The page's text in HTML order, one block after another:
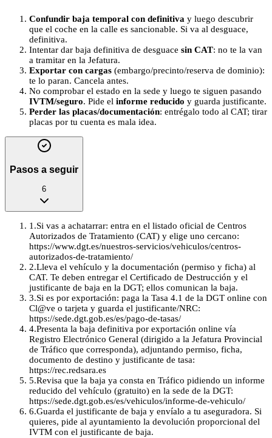
Confundir baja temporal con definitiva y luego descubrir
que el coche en la calle es sancionable. Si va al desguace,
definitiva.
Intentar dar baja definitiva de desguace sin CAT: no te la van
a tramitar en la Jefatura.
Exportar con cargas (embargo/precinto/reserva de dominio):
te lo paran. Cancela antes.
No comprobar el estado en la sede y luego te siguen pasando
IVTM/seguro. Pide el informe reducido y guarda justificante.
Perder las placas/documentación: entrégalo todo al CAT; tirar
placas por tu cuenta es mala idea.
Pasos a seguir
6
1 .Si vas a achatarrar: entra en el listado oficial de Centros
Autorizados de Tratamiento (CAT) y elige uno cercano:
https://www.dgt.es/nuestros-servicios/vehiculos/centros-
autorizados-de-tratamiento/
2.Lleva el vehículo y la documentación (permiso y ficha) al
CAT. Te deben entregar el Certificado de Destrucción y el
justificante de baja en la DGT; ellos comunican la baja.
3.Si es por exportación: paga la Tasa 4.1 de la DGT online con
Cl@ve o tarjeta y guarda el justificante/NRC:
https://sede.dgt.gob.es/es/pago-de-tasas/
4.Presenta la baja definitiva por exportación online vía
Registro Electrónico General (dirigido a la Jefatura Provincial
de Tráfico que corresponda), adjuntando permiso, ficha,
documento de destino y justificante de tasa:
https://rec.redsara.es
5.Revisa que la baja ya consta en Tráfico pidiendo un informe
reducido del vehículo (gratuito) en la sede de la DGT:
https://sede.dgt.gob.es/es/vehiculos/informe-de-vehiculo/
6.Guarda el justificante de baja y envíalo a tu aseguradora. Si
quieres, pide al ayuntamiento la devolución proporcional del
IVTM con el justificante de baja.